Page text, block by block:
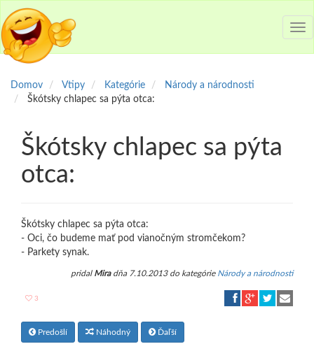
Domov Vtipy Kategórie
Národy a národnosti
Škótsky chlapec sa pýta otca:
Škótsky chlapec sa pýta
otca:
Škótsky chlapec sa pýta otca:
- Oci, čo budeme mať pod vianočným stromčekom?
- Parkety synak.
pridal Miradňa 7.10.2013 do kategórie Národy a národnosti
3
Predošlí Náhodný Ďaľší